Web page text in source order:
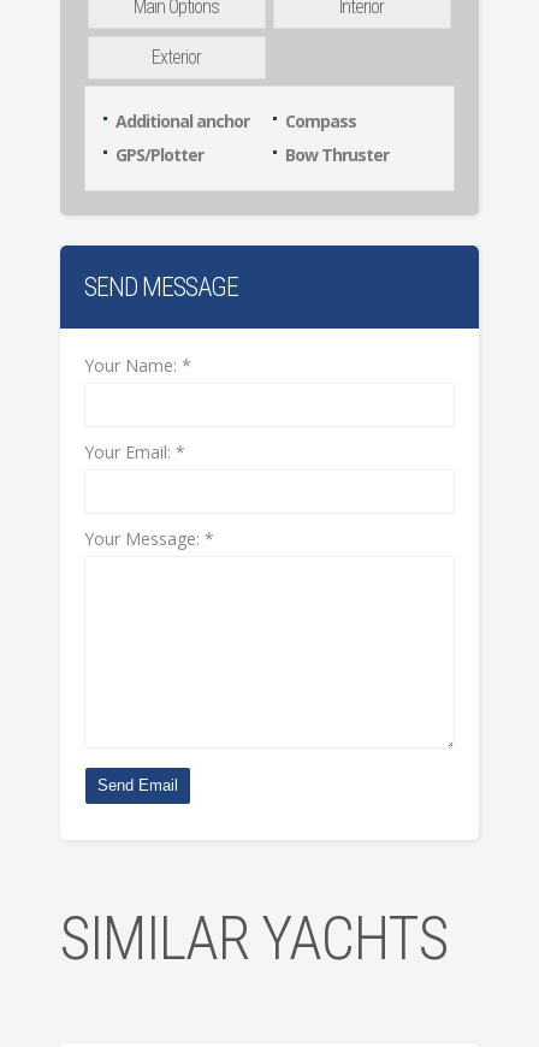
Main Options Interior
Exterior
Additional anchor
Compass
GPS/Plotter
Bow Thruster
SEND MESSAGE
Your Name: *
Your Email: *
Your Message: *
Send Email
SIMILAR YACHTS